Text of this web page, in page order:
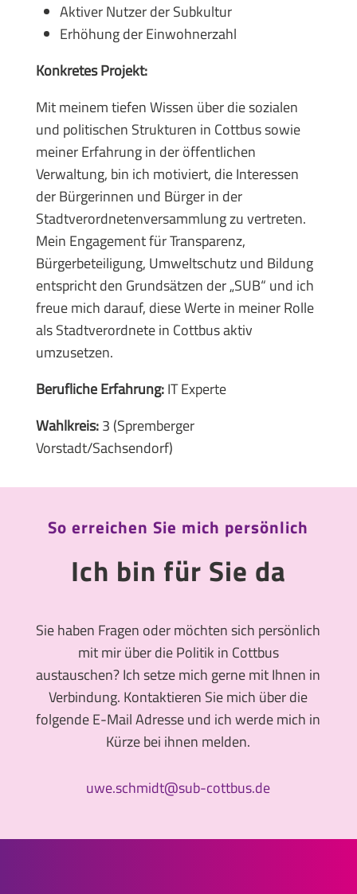
Aktiver Nutzer der Subkultur
Erhöhung der Einwohnerzahl
Konkretes Projekt:
Mit meinem tiefen Wissen über die sozialen
und politischen Strukturen in Cottbus sowie
meiner Erfahrung in der öffentlichen
Verwaltung, bin ich motiviert, die Interessen
der Bürgerinnen und Bürger in der
Stadtverordnetenversammlung zu vertreten.
Mein Engagement für Transparenz,
Bürgerbeteiligung, Umweltschutz und Bildung
entspricht den Grundsätzen der „SUB“ und ich
freue mich darauf, diese Werte in meiner Rolle
als Stadtverordnete in Cottbus aktiv
umzusetzen.
Berufliche Erfahrung:IT Experte
Wahlkreis:3 (Spremberger
Vorstadt/Sachsendorf)
So erreichen Sie mich persönlich
Ich bin für Sie da
Sie haben Fragen oder möchten sich persönlich
mit mir über die Politik in Cottbus
austauschen? Ich setze mich gerne mit Ihnen in
Verbindung. Kontaktieren Sie mich über die
folgende E-Mail Adresse und ich werde mich in
Kürze bei ihnen melden.
uwe.schmidt@sub-cottbus.de